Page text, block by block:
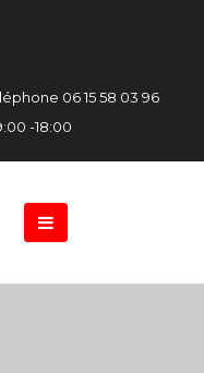
06 15 58 03 96
-18:00